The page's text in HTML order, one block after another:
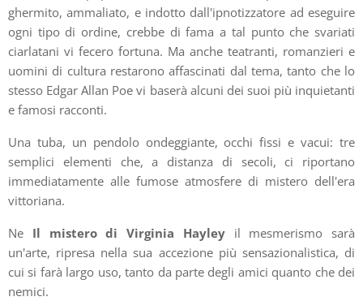
ghermito, ammaliato, e indotto dall'ipnotizzatore ad eseguire
ogni tipo di ordine, crebbe di fama a tal punto che svariati
ciarlatani vi fecero fortuna. Ma anche teatranti, romanzieri e
uomini di cultura restarono affascinati dal tema, tanto che lo
stesso Edgar Allan Poe vi baserà alcuni dei suoi più inquietanti
e famosi racconti.
Una tuba, un pendolo ondeggiante, occhi fissi e vacui: tre
semplici elementi che, a distanza di secoli, ci riportano
immediatamente alle fumose atmosfere di mistero dell'era
vittoriana.
Ne Il mistero di Virginia Hayleyil mesmerismo sarà
un'arte, ripresa nella sua accezione più sensazionalistica, di
cui si farà largo uso, tanto da parte degli amici quanto che dei
nemici.